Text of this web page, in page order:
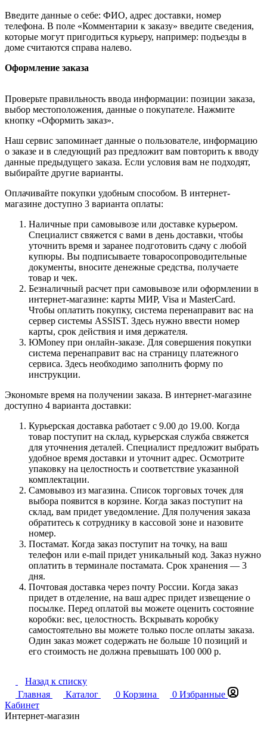
Введите данные о себе: ФИО, адрес доставки, номер
телефона. В поле «Комментарии к заказу» введите сведения,
которые могут пригодиться курьеру, например: подъезды в
доме считаются справа налево.
Оформление заказа
Проверьте правильность ввода информации: позиции заказа,
выбор местоположения, данные о покупателе. Нажмите
кнопку «Оформить заказ».
Наш сервис запоминает данные о пользователе, информацию
о заказе и в следующий раз предложит вам повторить к вводу
данные предыдущего заказа. Если условия вам не подходят,
выбирайте другие варианты.
Оплачивайте покупки удобным способом. В интернет-
магазине доступно 3 варианта оплаты:
Наличные при самовывозе или доставке курьером.
Специалист свяжется с вами в день доставки, чтобы
уточнить время и заранее подготовить сдачу с любой
купюры. Вы подписываете товаросопроводительные
документы, вносите денежные средства, получаете
товар и чек.
Безналичный расчет при самовывозе или оформлении в
интернет-магазине: карты МИР, Visa и MasterCard.
Чтобы оплатить покупку, система перенаправит вас на
сервер системы ASSIST. Здесь нужно ввести номер
карты, срок действия и имя держателя.
ЮMoney при онлайн-заказе. Для совершения покупки
система перенаправит вас на страницу платежного
сервиса. Здесь необходимо заполнить форму по
инструкции.
Экономьте время на получении заказа. В интернет-магазине
доступно 4 варианта доставки:
Курьерская доставка работает с 9.00 до 19.00. Когда
товар поступит на склад, курьерская служба свяжется
для уточнения деталей. Специалист предложит выбрать
удобное время доставки и уточнит адрес. Осмотрите
упаковку на целостность и соответствие указанной
комплектации.
Самовывоз из магазина. Список торговых точек для
выбора появится в корзине. Когда заказ поступит на
склад, вам придет уведомление. Для получения заказа
обратитесь к сотруднику в кассовой зоне и назовите
номер.
Постамат. Когда заказ поступит на точку, на ваш
телефон или e-mail придет уникальный код. Заказ нужно
оплатить в терминале постамата. Срок хранения — 3
дня.
Почтовая доставка через почту России. Когда заказ
придет в отделение, на ваш адрес придет извещение о
посылке. Перед оплатой вы можете оценить состояние
коробки: вес, целостность. Вскрывать коробку
самостоятельно вы можете только после оплаты заказа.
Один заказ может содержать не больше 10 позиций и
его стоимость не должна превышать 100 000 р.
Назад к списку
Главная
Каталог 0 Корзина 0 Избранные
Кабинет
Интернет-магазин